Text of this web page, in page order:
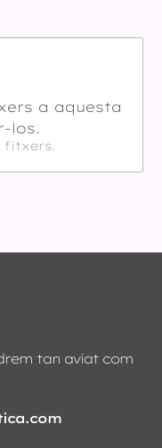
a aquesta
los.
fitxers.
tan aviat com